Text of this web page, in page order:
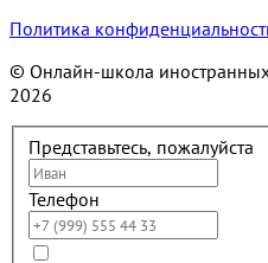
Политика
© Онлайн-школа иностранных
2026
Представьтесь, пожалуйста
Телефон